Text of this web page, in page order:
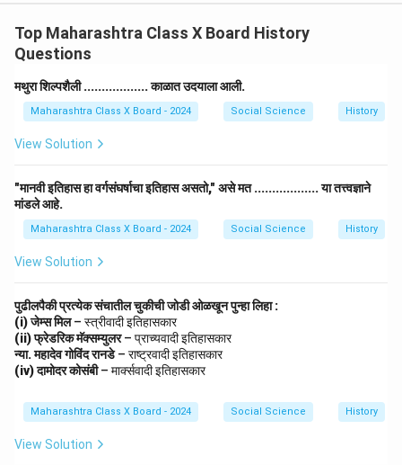
Top Maharashtra Class X Board History
Questions
मथुरा शिल्पशैली .................. काळात उदयाला आली.
Maharashtra Class X Board - 2024 Social Science History
View Solution
"मानवी इतिहास हा वर्गसंघर्षाचा इतिहास असतो," असे मत .................. या तत्त्वज्ञाने
मांडले आहे.
Maharashtra Class X Board - 2024 Social Science History
View Solution
पुढीलपैकी प्रत्येक संचातील चुकीची जोडी ओळखून पुन्हा लिहा :
(i) जेम्स मिल– स्त्रीवादी इतिहासकार
(ii) फ्रेडरिक मॅक्सम्युलर– प्राच्यवादी इतिहासकार
न्या. महादेव गोविंद रानडे– राष्ट्रवादी इतिहासकार
(iv) दामोदर कोसंबी– मार्क्सवादी इतिहासकार
Maharashtra Class X Board - 2024 Social Science History
View Solution